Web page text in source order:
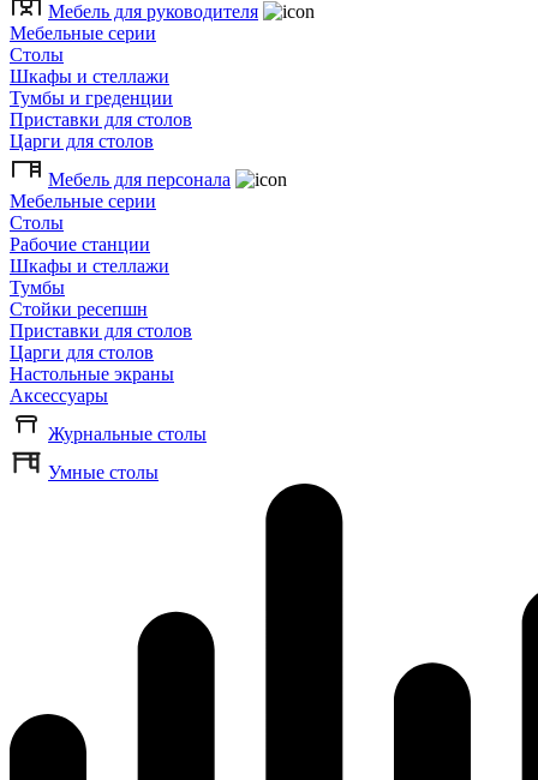
Мебель для руководителя
Мебельные серии
Столы
Шкафы и стеллажи
Тумбы и греденции
Приставки для столов
Царги для столов
Мебель для персонала
Мебельные серии
Столы
Рабочие станции
Шкафы и стеллажи
Тумбы
Стойки ресепшн
Приставки для столов
Царги для столов
Настольные экраны
Аксессуары
Журнальные столы
Умные столы